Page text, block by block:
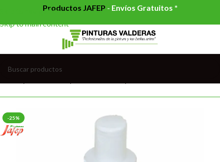
Skip to navigation
Skip to main content
Productos JAFEP - Envíos Gratuitos *
-25%